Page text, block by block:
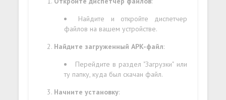
Найдите и откройте диспетчер
файлов на вашем устройстве.
Найдите загруженный APK-файл:
Перейдите в раздел "Загрузки" или
ту папку, куда был скачан файл.
Начните установку: